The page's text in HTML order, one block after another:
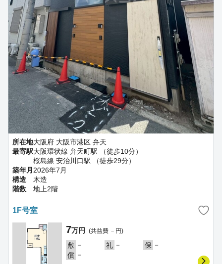
所在地大阪府 大阪市港区 弁天
最寄駅大阪環状線 弁天町駅 （徒歩10分）
桜島線 安治川口駅 （徒歩29分）
築年月 2026年7月
構造
木造
階数
地上2階
1F号室
7万円 (共益費 －円)
敷 － 礼 － 保 －
償 －